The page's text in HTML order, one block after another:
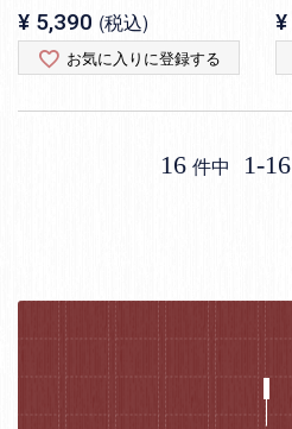
¥ 5,390 税込
お気に入りに登録する
¥
16 件中 1-16